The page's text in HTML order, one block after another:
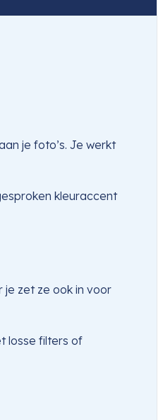
je foto’s. Je werkt
kleuraccent
zet ze ook in voor
losse filters of